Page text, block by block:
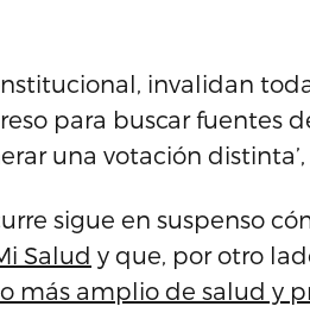
invalidan
para buscar fuentes
una votación
sigue en suspenso
Salud y que, por otro
más amplio de salud y